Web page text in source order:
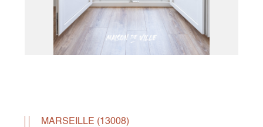
MARSEILLE (13008)